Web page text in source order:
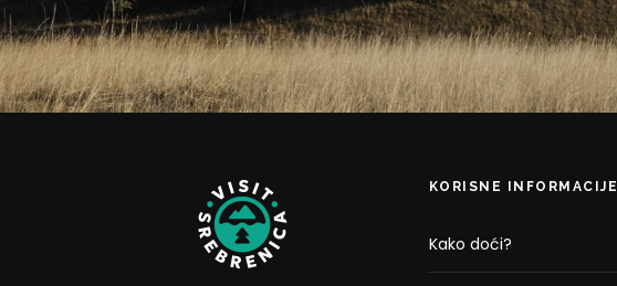
KORISNE INFORMACIJE
Kako doći?